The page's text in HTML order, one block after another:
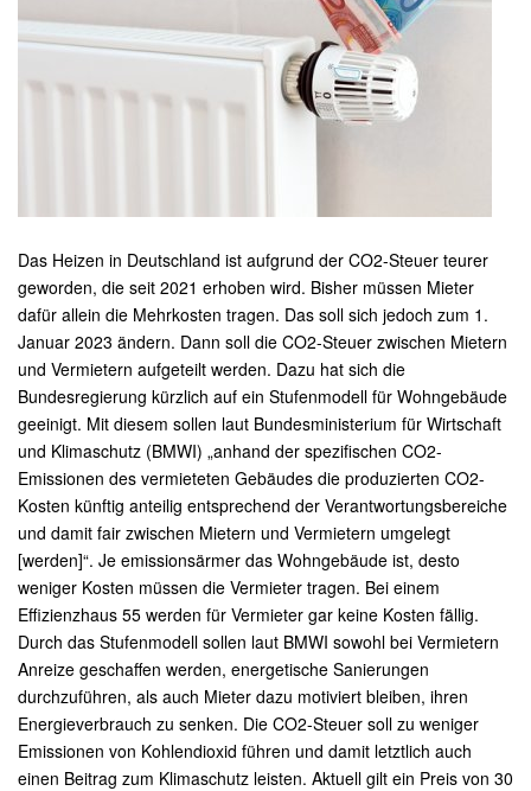
Das Heizen in Deutschland ist aufgrund der CO2-Steuer teurer
geworden, die seit 2021 erhoben wird. Bisher müssen Mieter
dafür allein die Mehrkosten tragen. Das soll sich jedoch zum 1.
Januar 2023 ändern. Dann soll die CO2-Steuer zwischen Mietern
und Vermietern aufgeteilt werden. Dazu hat sich die
Bundesregierung kürzlich auf ein Stufenmodell für Wohngebäude
geeinigt. Mit diesem sollen laut Bundesministerium für Wirtschaft
und Klimaschutz (BMWI) „anhand der spezifischen CO2-
Emissionen des vermieteten Gebäudes die produzierten CO2-
Kosten künftig anteilig entsprechend der Verantwortungsbereiche
und damit fair zwischen Mietern und Vermietern umgelegt
[werden]“. Je emissionsärmer das Wohngebäude ist, desto
weniger Kosten müssen die Vermieter tragen. Bei einem
Effizienzhaus 55 werden für Vermieter gar keine Kosten fällig.
Durch das Stufenmodell sollen laut BMWI sowohl bei Vermietern
Anreize geschaffen werden, energetische Sanierungen
durchzuführen, als auch Mieter dazu motiviert bleiben, ihren
Energieverbrauch zu senken. Die CO2-Steuer soll zu weniger
Emissionen von Kohlendioxid führen und damit letztlich auch
einen Beitrag zum Klimaschutz leisten. Aktuell gilt ein Preis von 30